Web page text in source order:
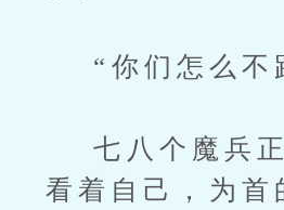
“你们怎么不
七八个魔兵正
看着自己，为首